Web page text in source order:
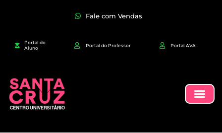
Fale com Vendas
Portal do
Aluno
Portal do Professor Portal AVA